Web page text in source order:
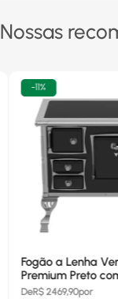
Nossas
-11%
Fogão a Lenha
Premium Preto
Vitrocerâmica -
DeR$2469,90por